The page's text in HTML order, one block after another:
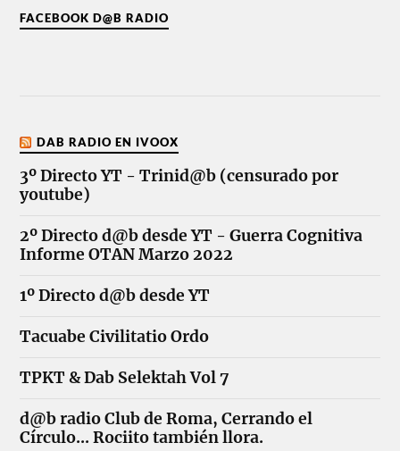
FACEBOOK D@B RADIO
DAB RADIO EN IVOOX
3º Directo YT - Trinid@b (censurado por
youtube)
2º Directo d@b desde YT - Guerra Cognitiva
Informe OTAN Marzo 2022
1º Directo d@b desde YT
Tacuabe Civilitatio Ordo
TPKT & Dab Selektah Vol 7
d@b radio Club de Roma, Cerrando el
Círculo... Rociito también llora.